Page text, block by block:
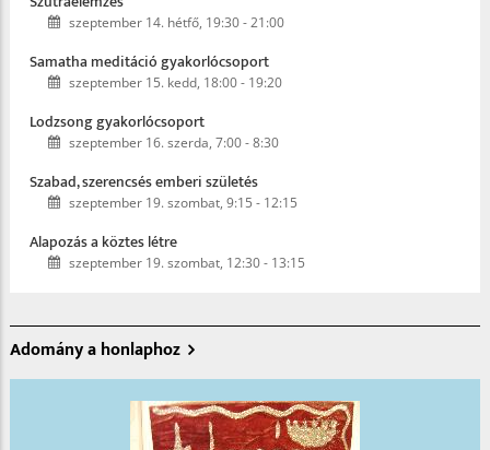
szeptember 14. hétfő, 19:30-21:00
Samatha meditáció gyakorlócsoport
szeptember 15. kedd, 18:00- 19:20
Lodzsong gyakorlócsoport
szeptember 16. szerda, 7:00-8:30
Szabad, szerencsés emberi születés
szeptember 19. szombat, 9:15 - 12:15
Alapozás a köztes létre
szeptember 19. szombat, 12:30- 13:15
Adomány a honlaphoz